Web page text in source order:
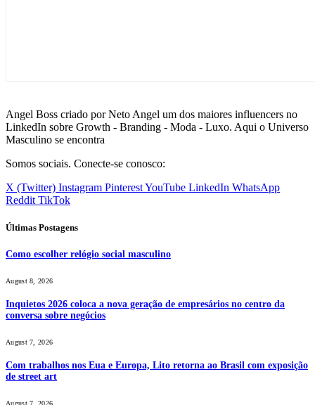
Angel Boss criado por Neto Angel um dos maiores influencers no
LinkedIn sobre Growth - Branding - Moda - Luxo. Aqui o Universo
Masculino se encontra
Somos sociais. Conecte-se conosco:
X (Twitter) Instagram PinterestYouTube LinkedIn WhatsApp
Reddit TikTok
Últimas Postagens
Como escolher relógio social masculino
August 8, 2026
Inquietos 2026 coloca a nova geração de empresários no centro da
conversa sobre negócios
August 7, 2026
Com trabalhos nos Eua e Europa, Lito retorna ao Brasil com exposição
de street art
August 7, 2026